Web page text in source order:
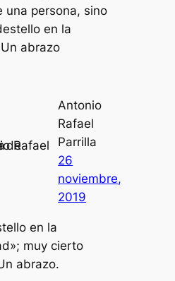
una persona, sino
en la
abrazo
Antonio
Rafael
Parrilla
26
noviembre,
2019
en la
muy cierto
abrazo.